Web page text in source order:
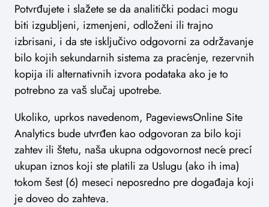
Potvrđujete i slažete se da analitički podaci mogu
biti izgubljeni, izmenjeni, odloženi ili trajno
izbrisani, i da ste isključivo odgovorni za održavanje
bilo kojih sekundarnih sistema za praćenje, rezervnih
kopija ili alternativnih izvora podataka ako je to
potrebno za vaš slučaj upotrebe.
Ukoliko, uprkos navedenom, PageviewsOnline Site
Analytics bude utvrđen kao odgovoran za bilo koji
zahtev ili štetu, naša ukupna odgovornost neće preći
ukupan iznos koji ste platili za Uslugu (ako ih ima)
tokom šest (6) meseci neposredno pre događaja koji
je doveo do zahteva.